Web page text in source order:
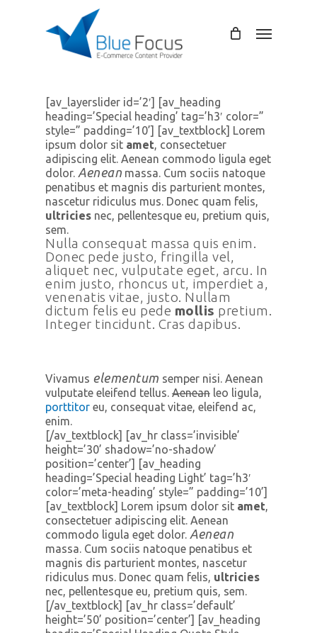
Menu
[av_layerslider id=’2′] [av_heading
heading=’Special heading’ tag=’h3′ color=”
style=” padding=’10’] [av_textblock] Lorem
ipsum dolor sit amet, consectetuer
adipiscing elit. Aenean commodo ligula eget
dolor. Aenean massa. Cum sociis natoque
penatibus et magnis dis parturient montes,
nascetur ridiculus mus. Donec quam felis,
ultricies nec, pellentesque eu, pretium quis,
sem.
Nulla consequat massa quis enim.
Donec pede justo, fringilla vel,
aliquet nec, vulputate eget, arcu. In
enim justo, rhoncus ut, imperdiet a,
venenatis vitae, justo. Nullam
dictum felis eu pede mollis pretium.
Integer tincidunt. Cras dapibus.
Vivamus elementum semper nisi. Aenean
vulputate eleifend tellus. Aenean leo ligula,
porttitor eu, consequat vitae, eleifend ac,
enim.
[/av_textblock] [av_hr class=’invisible’
height=’30’ shadow=’no-shadow’
position=’center’] [av_heading
heading=’Special heading Light’ tag=’h3′
color=’meta-heading’ style=” padding=’10’]
[av_textblock] Lorem ipsum dolor sit amet,
consectetuer adipiscing elit. Aenean
commodo ligula eget dolor. Aenean
massa. Cum sociis natoque penatibus et
magnis dis parturient montes, nascetur
ridiculus mus. Donec quam felis, ultricies
nec, pellentesque eu, pretium quis, sem.
[/av_textblock] [av_hr class=’default’
height=’50’ position=’center’] [av_heading